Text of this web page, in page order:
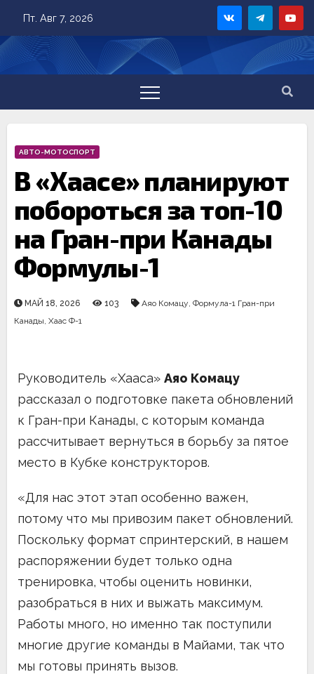
content
Пт. Авг 7, 2026
АВТО-МОТОСПОРТ
В «Хаасе» планируют
побороться за топ-10
на Гран-при Канады
Формулы-1
МАЙ 18, 2026 103 Аяо Комацу, Формула-1 Гран-при
Канады, Хаас Ф-1
Руководитель «Хааса» Аяо Комацу
рассказал о подготовке пакета обновлений
к Гран-при Канады, с которым команда
рассчитывает вернуться в борьбу за пятое
место в Кубке конструкторов.
«Для нас этот этап особенно важен,
потому что мы привозим пакет обновлений.
Поскольку формат спринтерский, в нашем
распоряжении будет только одна
тренировка, чтобы оценить новинки,
разобраться в них и выжать максимум.
Работы много, но именно так поступили
многие другие команды в Майами, так что
мы готовы принять вызов.